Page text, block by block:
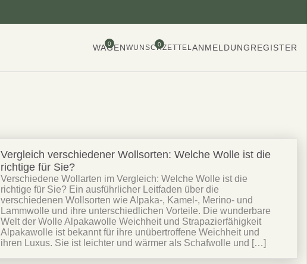
0
WAGEN 0
WUNSCHZETTELANMELDUNGREGISTER
Vergleich verschiedener Wollsorten: Welche Wolle ist die
richtige für Sie?
Verschiedene Wollarten im Vergleich: Welche Wolle ist die
richtige für Sie? Ein ausführlicher Leitfaden über die
verschiedenen Wollsorten wie Alpaka-, Kamel-, Merino- und
Lammwolle und ihre unterschiedlichen Vorteile. Die wunderbare
Welt der Wolle Alpakawolle Weichheit und Strapazierfähigkeit
Alpakawolle ist bekannt für ihre unübertroffene Weichheit und
ihren Luxus. Sie ist leichter und wärmer als Schafwolle und […]